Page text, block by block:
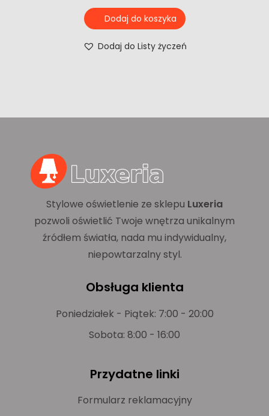
Dodaj do koszyka
Dodaj do Listy życzeń
Stylowe oświetlenie ze sklepu Luxeria
pozwoli oświetlić Twoje wnętrza unikalnym
źródłem światła, nada mu indywidualny,
niepowtarzalny styl.
Obsługa klienta
Poniedziałek - Piątek: 7:00 - 20:00
Sobota: 8:00 - 16:00
Przydatne linki
Formularz reklamacyjny